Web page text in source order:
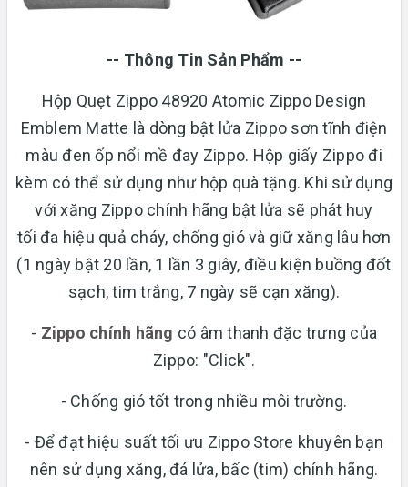
-- Thông Tin Sản Phẩm --
Hộp Quẹt Zippo 48920 Atomic Zippo Design
Emblem Matte là dòng bật lửa Zippo sơn tĩnh điện
màu đen ốp nổi mề đay Zippo. Hộp giấy Zippo đi
kèm có thể sử dụng như hộp quà tặng. Khi sử dụng
với xăng Zippo chính hãng bật lửa sẽ phát huy
tối đa hiệu quả cháy, chống gió và giữ xăng lâu hơn
(1 ngày bật 20 lần, 1 lần 3 giây, điều kiện buồng đốt
sạch, tim trắng, 7 ngày sẽ cạn xăng).
- Zippo chính hãng có âm thanh đặc trưng của
Zippo: "Click".
- Chống gió tốt trong nhiều môi trường.
- Để đạt hiệu suất tối ưu Zippo Store khuyên bạn
nên sử dụng xăng, đá lửa, bấc (tim) chính hãng.